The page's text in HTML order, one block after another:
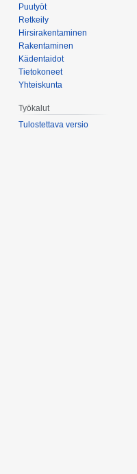
Puutyöt
Retkeily
Hirsirakentaminen
Rakentaminen
Kädentaidot
Tietokoneet
Yhteiskunta
Työkalut
Tulostettava versio